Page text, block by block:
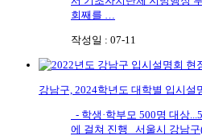
회째를 …
작성일 : 07-11
강남구, 2024학년도 대학별 입시설
- 학생·학부모 500명 대상
에 걸쳐 진행 서울시 강남